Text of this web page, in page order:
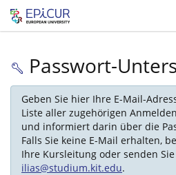
Passwort-
Geben Sie hier Ihre E-Mail-
Liste aller zugehörigen
und informiert darin über die
Falls Sie keine E-Mail erhalten,
Ihre Kursleitung oder senden
ilias@studium.kit.edu.